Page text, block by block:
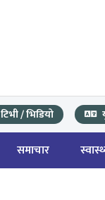
टिभी / भिडियो
समाचार